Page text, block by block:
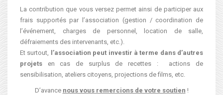
La contribution que vous versez permet ainsi de participer aux
frais supportés par l’association (gestion / coordination de
l’événement, charges de personnel, location de salle,
défraiements des intervenants, etc.).
Et surtout, l’association peut investir à terme dans d’autres
projets en cas de surplus de recettes : actions de
sensibilisation, ateliers citoyens, projections de films, etc.
D’avance nous vous remercions de votre soutien !